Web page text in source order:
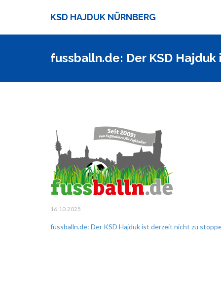
KSD HAJDUK NÜRNBERG
fussballn.de: Der KSD
16.10.2025
fussballn.de: Der KSD Hajduk ist derzeit nicht zu